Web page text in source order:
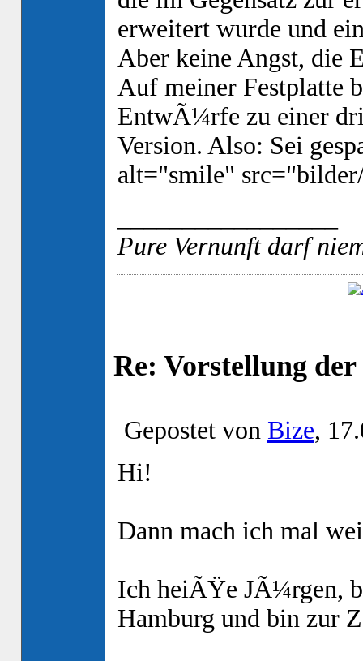
erweitert wurde und
Aber keine Angst, die
Auf meiner Festplatte
EntwÃ¼rfe zu einer
Version. Also: Sei
alt="smile"
Pure Vernunft darf
Re: Vorstellung
Gepostet von Bize,
Hi!
Dann mach ich mal
Ich heiÃŸe JÃ¼rgen,
Hamburg und bin zur